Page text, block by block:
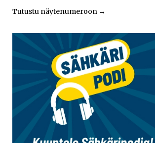
Tutustu näytenumeroon→